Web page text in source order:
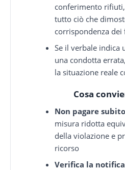
conferimento
tutto ciò che
corrispondenza dei
Se il verbale indica
una condotta
la situazione reale
Cosa
Non pagare subito
misura ridotta
della violazione e
ricorso
Verifica la notifica